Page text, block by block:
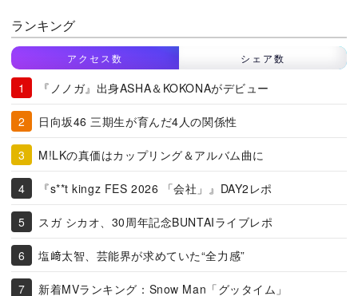
ランキング
アクセス数 シェア数
『ノノガ』出身ASHA＆KOKONAがデビュー
日向坂46 三期生が育んだ4人の関係性
M!LKの真価はカップリング＆アルバム曲に
『s**t kingz FES 2026 「会社」』DAY2レポ
スガ シカオ、30周年記念BUNTAIライブレポ
塩﨑太智、芸能界が求めていた“全力感”
新着MVランキング：Snow Man「グッタイム」